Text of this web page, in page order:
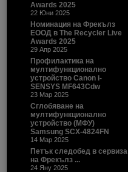
Awards 2025
22 Юни 2025
Номинация на Фрекълз
ЕООД в The Recycler Live
Awards 2025
29 Апр 2025
Профилактика на
мултифункционално
устройство Canon i-
SENSYS MF643Cdw
23 Мар 2025
Сглобяване на
мултифункционално
устройство (МФУ)
Samsung SCX-4824FN
14 Мар 2025
Петък следобед в сервиза
на Фрекълз ...
24 Яну 2025